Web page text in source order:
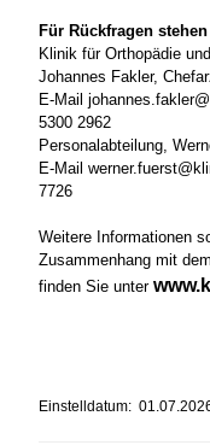
Für Rückfragen
Klinik für Orthopädie
Johannes Fakler,
E-Mail
5300 2962
Personalabteilung,
E-Mail
7726
Weitere Informationen
Zusammenhang mit
finden Sie unter
Einstelldatum: